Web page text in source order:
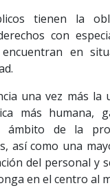
tienen la
con
en
una vez más la
más humana,
ámbito de la
así como una
del personal y
en el centro al